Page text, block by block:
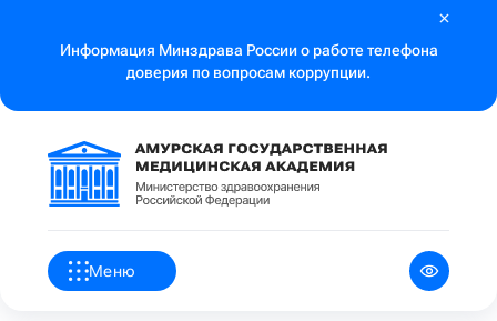
Информация Минздрава России о работе телефона
доверия по вопросам коррупции.
Меню